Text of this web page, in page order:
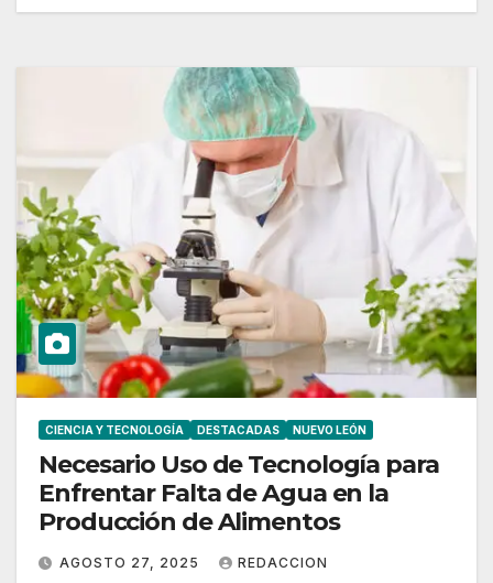
CIENCIA Y TECNOLOGÍA DESTACADAS NUEVO LEÓN
Necesario Uso de Tecnología para
Enfrentar Falta de Agua en la
Producción de Alimentos
AGOSTO 27, 2025 REDACCION